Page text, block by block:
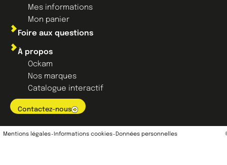
À propos
Ockam
Nos marques
Catalogue interactif
Contactez-nous
Mes informations
Mon panier
Foire aux questions
Mentions légales Informations cookies Données personnelles